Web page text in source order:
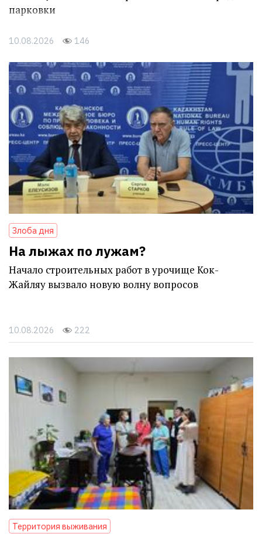
парковки
10.08.2026 146
Злоба дня
На лыжах по лужам?
Начало строительных работ в урочище Кок-
Жайляу вызвало новую волну вопросов
10.08.2026 222
Территория выживания